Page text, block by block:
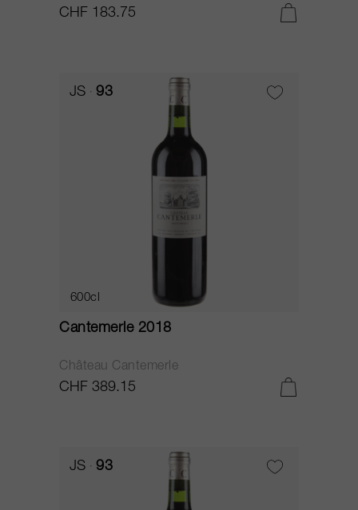
CHF 183.75
JS 93
600cl
Cantemerle 2018
Château Cantemerle
CHF 389.15
JS 93